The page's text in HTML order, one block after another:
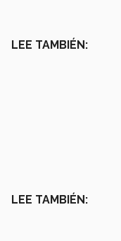
LEE TAMBIÉN:
LEE TAMBIÉN: